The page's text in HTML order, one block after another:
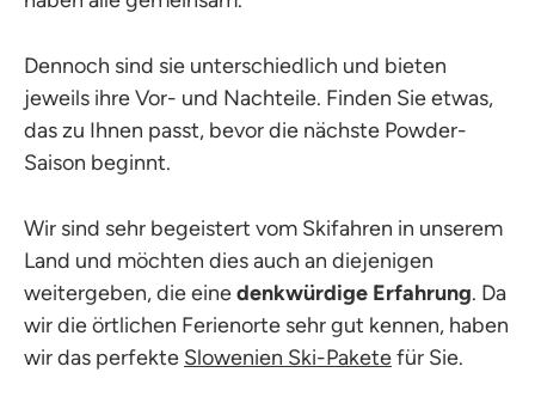
Dennoch sind sie unterschiedlich und bieten
jeweils ihre Vor- und Nachteile. Finden Sie etwas,
das zu Ihnen passt, bevor die nächste Powder-
Saison beginnt.
Wir sind sehr begeistert vom Skifahren in unserem
Land und möchten dies auch an diejenigen
weitergeben, die einedenkwürdige Erfahrung. Da
wir die örtlichen Ferienorte sehr gut kennen, haben
wir das perfekte Slowenien Ski-Paketefür Sie.